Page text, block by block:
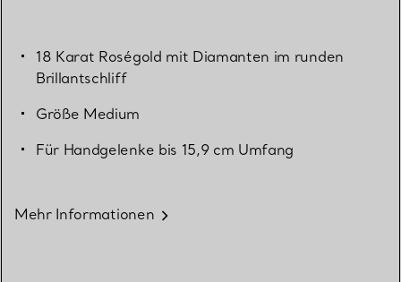
18 Karat Roségold mit Diamanten im runden
Brillantschliff
Größe Medium
Für Handgelenke bis 15,9 cm Umfang
Mehr Informationen